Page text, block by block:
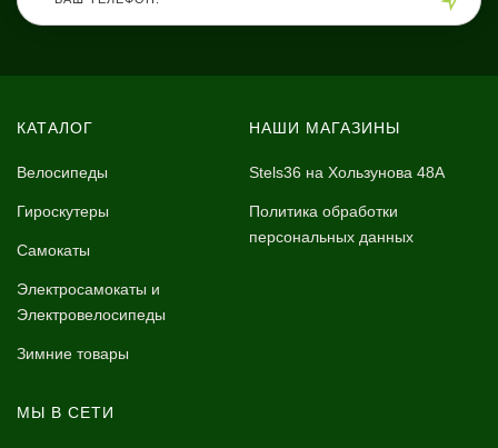
КАТАЛОГ
Велосипеды
Гироскутеры
Самокаты
Электросамокаты и
Электровелосипеды
Зимние товары
НАШИ МАГАЗИНЫ
Stels36 на Хользунова 48А
Политика обработки
персональных данных
МЫ В СЕТИ